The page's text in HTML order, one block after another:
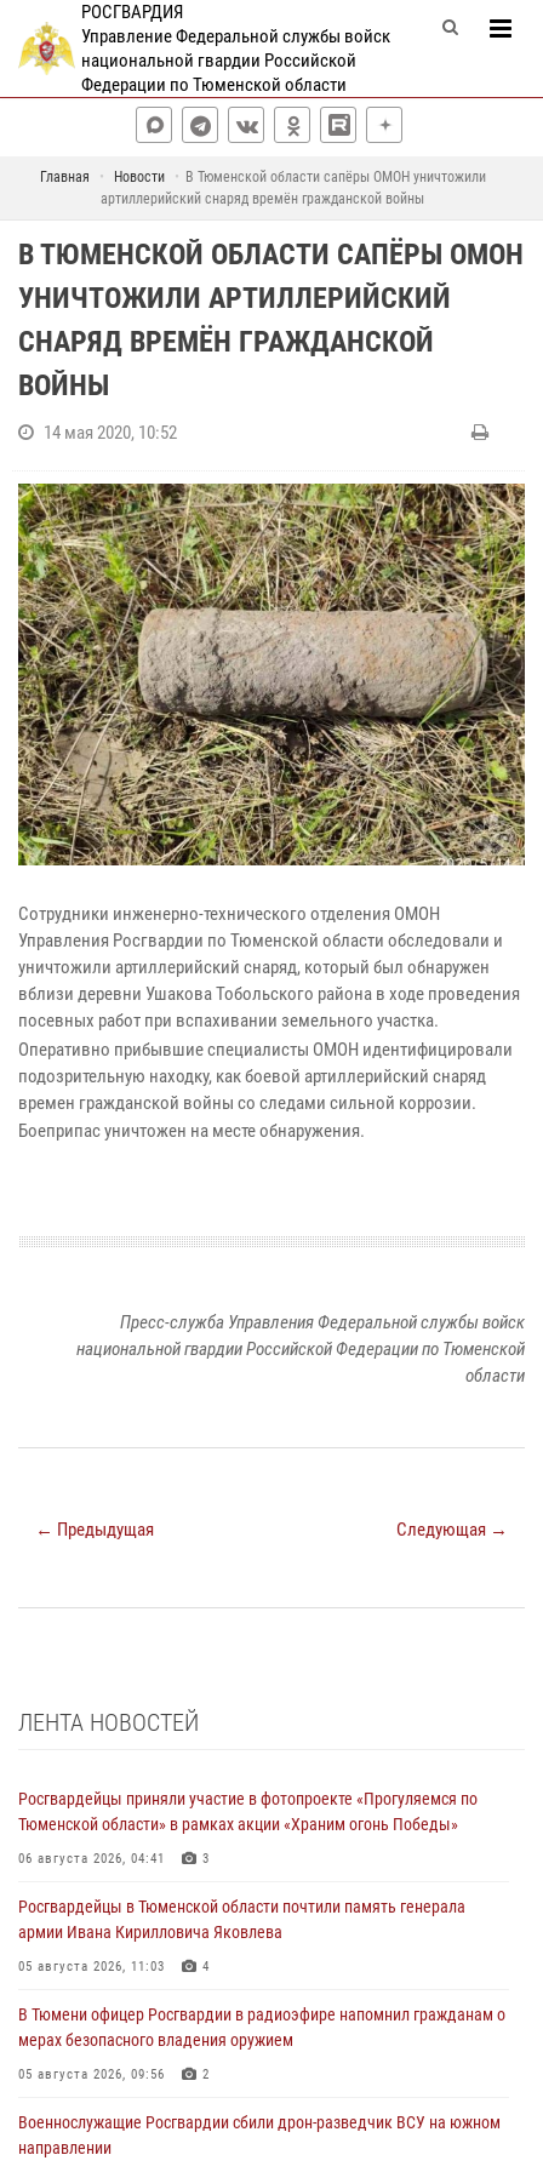
РОСГВАРДИЯ
Управление Федеральной службы войск
национальной гвардии Российской
Федерации по Тюменской области
Главная Новости
В Тюменской области сапёры ОМОН уничтожили
артиллерийский снаряд времён гражданской войны
В ТЮМЕНСКОЙ ОБЛАСТИ САПЁРЫ ОМОН
УНИЧТОЖИЛИ АРТИЛЛЕРИЙСКИЙ
СНАРЯД ВРЕМЁН ГРАЖДАНСКОЙ
ВОЙНЫ
14 мая 2020, 10:52
Сотрудники инженерно-технического отделения ОМОН
Управления Росгвардии по Тюменской области обследовали и
уничтожили артиллерийский снаряд, который был обнаружен
вблизи деревни Ушакова Тобольского района в ходе проведения
посевных работ при вспахивании земельного участка.
Оперативно прибывшие специалисты ОМОН идентифицировали
подозрительную находку, как боевой артиллерийский снаряд
времен гражданской войны со следами сильной коррозии.
Боеприпас уничтожен на месте обнаружения.
Пресс-служба Управления Федеральной службы войск
национальной гвардии Российской Федерации по Тюменской
области
← Предыдущая Следующая →
ЛЕНТА НОВОСТЕЙ
Росгвардейцы приняли участие в фотопроекте «Прогуляемся по
Тюменской области» в рамках акции «Храним огонь Победы»
06 августа 2026, 04:41 3
Росгвардейцы в Тюменской области почтили память генерала
армии Ивана Кирилловича Яковлева
05 августа 2026, 11:03 4
В Тюмени офицер Росгвардии в радиоэфире напомнил гражданам о
мерах безопасного владения оружием
05 августа 2026, 09:56 2
Военнослужащие Росгвардии сбили дрон-разведчик ВСУ на южном
направлении